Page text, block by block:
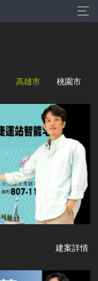
高雄市 桃園市
建案詳情